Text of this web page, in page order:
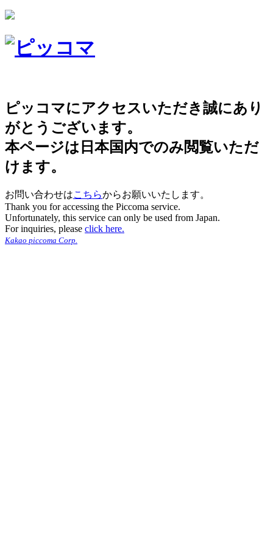
ピッコマにアクセスいただき誠にあり
がとうございます。
本ページは日本国内でのみ閲覧いただ
けます。
お問い合わせはこちらからお願いいたします。
Thank you for accessing the Piccoma service.
Unfortunately, this service can only be used from Japan.
For inquiries, please click here.
Kakao piccoma Corp.